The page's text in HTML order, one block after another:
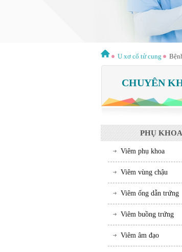
U xơ cổ tử cung
CHUYÊN
PHỤ KHOA
Viêm phụ khoa
Viêm vùng chậu
Viêm ống dẫn trứng
Viêm buồng trứng
Viêm âm đạo